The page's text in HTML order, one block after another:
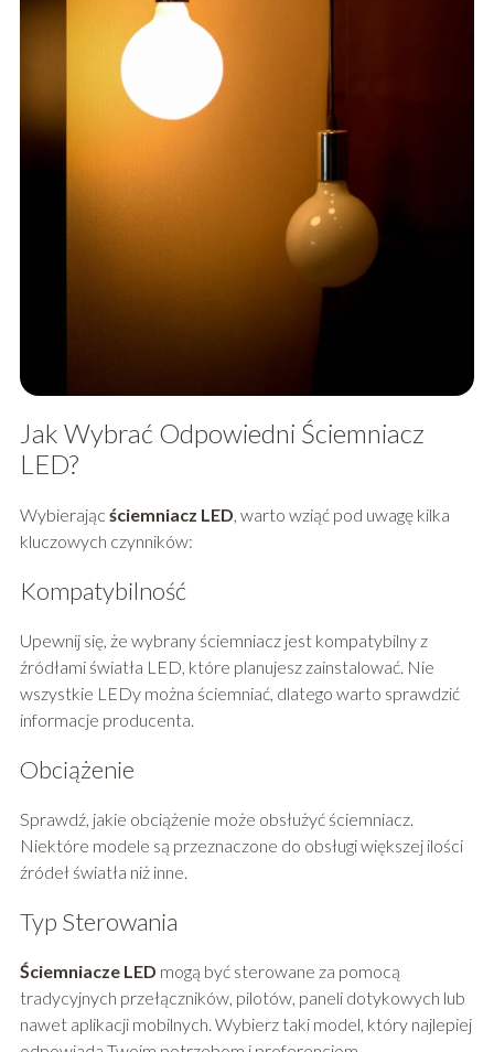
Jak Wybrać Odpowiedni Ściemniacz
LED?
Wybierając ściemniacz LED , warto wziąć pod uwagę kilka
kluczowych czynników:
Kompatybilność
Upewnij się, że wybrany ściemniacz jest kompatybilny z
źródłami światła LED, które planujesz zainstalować. Nie
wszystkie LEDy można ściemniać, dlatego warto sprawdzić
informacje producenta.
Obciążenie
Sprawdź, jakie obciążenie może obsłużyć ściemniacz.
Niektóre modele są przeznaczone do obsługi większej ilości
źródeł światła niż inne.
Typ Sterowania
Ściemniacze LED mogą być sterowane za pomocą
tradycyjnych przełączników, pilotów, paneli dotykowych lub
nawet aplikacji mobilnych. Wybierz taki model, który najlepiej